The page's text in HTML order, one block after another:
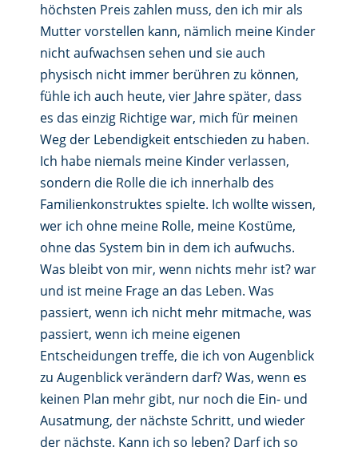
höchsten Preis zahlen muss, den ich mir als
Mutter vorstellen kann, nämlich meine Kinder
nicht aufwachsen sehen und sie auch
physisch nicht immer berühren zu können,
fühle ich auch heute, vier Jahre später, dass
es das einzig Richtige war, mich für meinen
Weg der Lebendigkeit entschieden zu haben.
Ich habe niemals meine Kinder verlassen,
sondern die Rolle die ich innerhalb des
Familienkonstruktes spielte. Ich wollte wissen,
wer ich ohne meine Rolle, meine Kostüme,
ohne das System bin in dem ich aufwuchs.
Was bleibt von mir, wenn nichts mehr ist? war
und ist meine Frage an das Leben. Was
passiert, wenn ich nicht mehr mitmache, was
passiert, wenn ich meine eigenen
Entscheidungen treffe, die ich von Augenblick
zu Augenblick verändern darf? Was, wenn es
keinen Plan mehr gibt, nur noch die Ein- und
Ausatmung, der nächste Schritt, und wieder
der nächste. Kann ich so leben? Darf ich so